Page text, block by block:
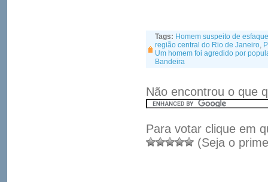
Tags: Homem suspeito de
região central do Rio de Janeiro,
Um homem foi agredido por
Bandeira
Não encontrou o que
Para votar clique em
(Seja o